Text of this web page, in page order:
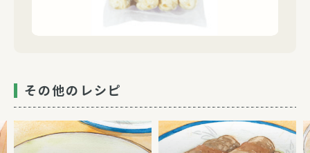
その他のレシピ